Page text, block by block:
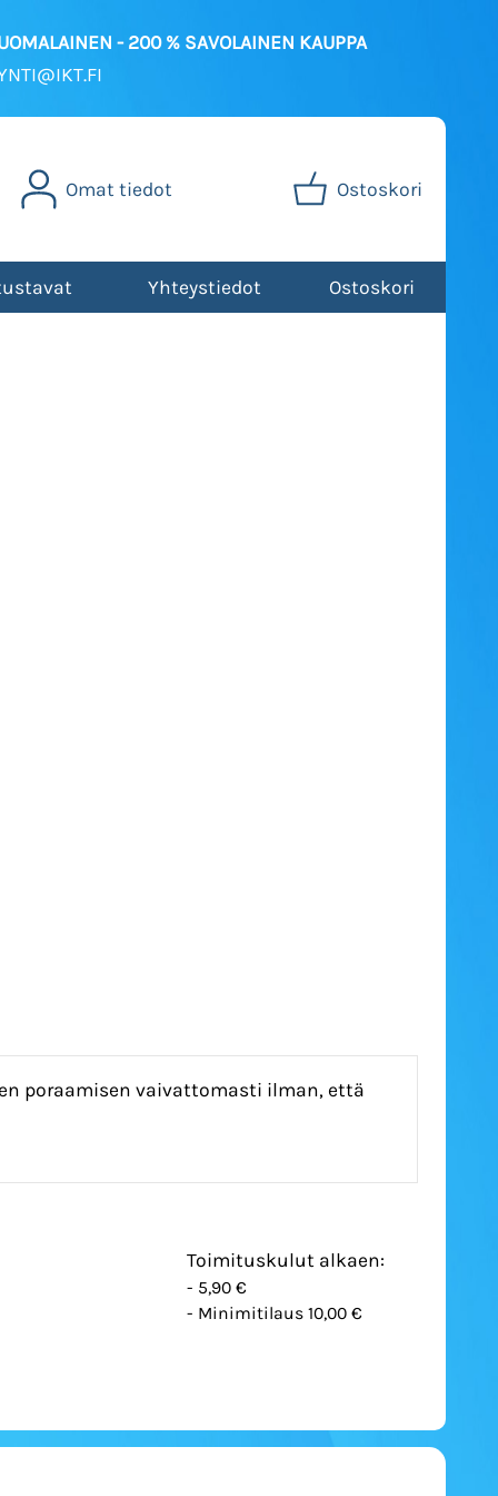
- 200 % SAVOLAINEN KAUPPA
Omat tiedot Ostoskori
Yhteystiedot Ostoskori
poraamisen vaivattomasti ilman, että
Toimituskulut alkaen:
- 5,90 €
- Minimitilaus 10,00 €